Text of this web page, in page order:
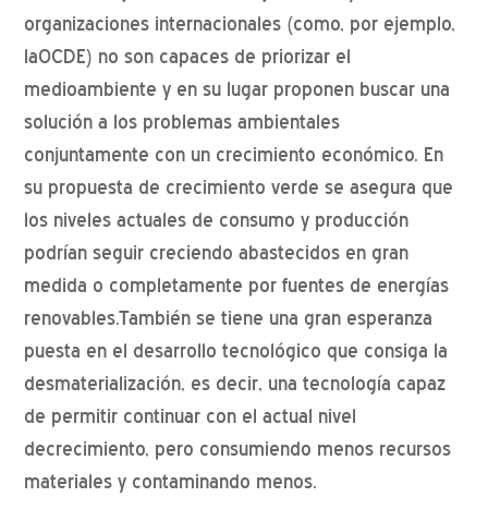
organizaciones internacionales (como, por ejemplo,
laOCDE) no son capaces de priorizar el
medioambiente y en su lugar proponen buscar una
solución a los problemas ambientales
conjuntamente con un crecimiento económico. En
su propuesta de crecimiento verde se asegura que
los niveles actuales de consumo y producción
podrían seguir creciendo abastecidos en gran
medida o completamente por fuentes de energías
renovables.También se tiene una gran esperanza
puesta en el desarrollo tecnológico que consiga la
desmaterialización, es decir, una tecnología capaz
de permitir continuar con el actual nivel
decrecimiento, pero consumiendo menos recursos
materiales y contaminando menos.